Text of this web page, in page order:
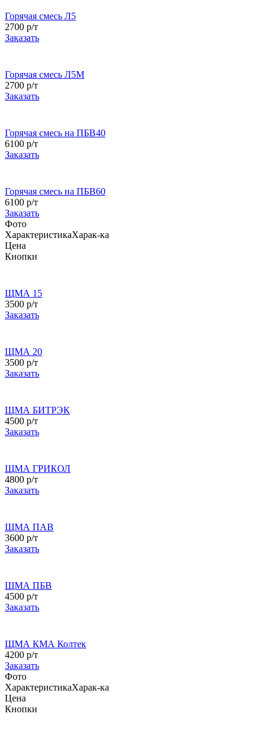
Горячая смесь Л5
2700 р/т
Заказать
Горячая смесь Л5М
2700 р/т
Заказать
Горячая смесь на ПБВ40
6100 р/т
Заказать
Горячая смесь на ПБВ60
6100 р/т
Заказать
Фото
ХарактеристикаХарак-ка
Цена
Кнопки
ЩМА 15
3500 р/т
Заказать
ЩМА 20
3500 р/т
Заказать
ЩМА БИТРЭК
4500 р/т
Заказать
ЩМА ГРИКОЛ
4800 р/т
Заказать
ЩМА ПАВ
3600 р/т
Заказать
ЩМА ПБВ
4500 р/т
Заказать
ЩМА КМА Колтек
4200 р/т
Заказать
Фото
ХарактеристикаХарак-ка
Цена
Кнопки